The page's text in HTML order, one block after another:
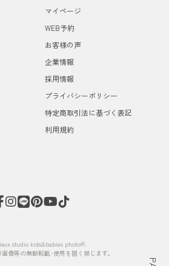
マイページ
WEB予約
お客様の声
企業情報
採用情報
プライバシーポリシー
特定商取引法に基づく表記
利用規約
studio kids&babies photo®.
像等の無断転載･使用を固く禁じます。